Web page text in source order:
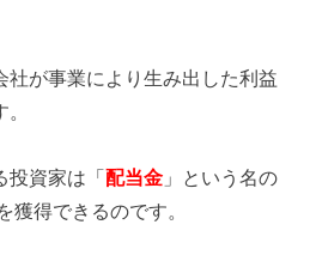
社が事業により生み出した利益
投資家は「配当金 」という名の
獲得できるのです。